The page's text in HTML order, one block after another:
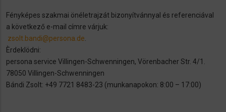
Fényképes szakmai önéletrajzát bizonyítvánnyal és referenciával
a következő e-mail címre várjuk:
zsolt.bandi@persona.de
Èrdeklödni:
persona service Villingen-Schwenningen, Vörenbacher Str. 4/1.
78050 Villingen-Schwenningen
Bándi Zsolt: +49 7721 8483-23 (munkanapokon: 8:00 – 17:00)